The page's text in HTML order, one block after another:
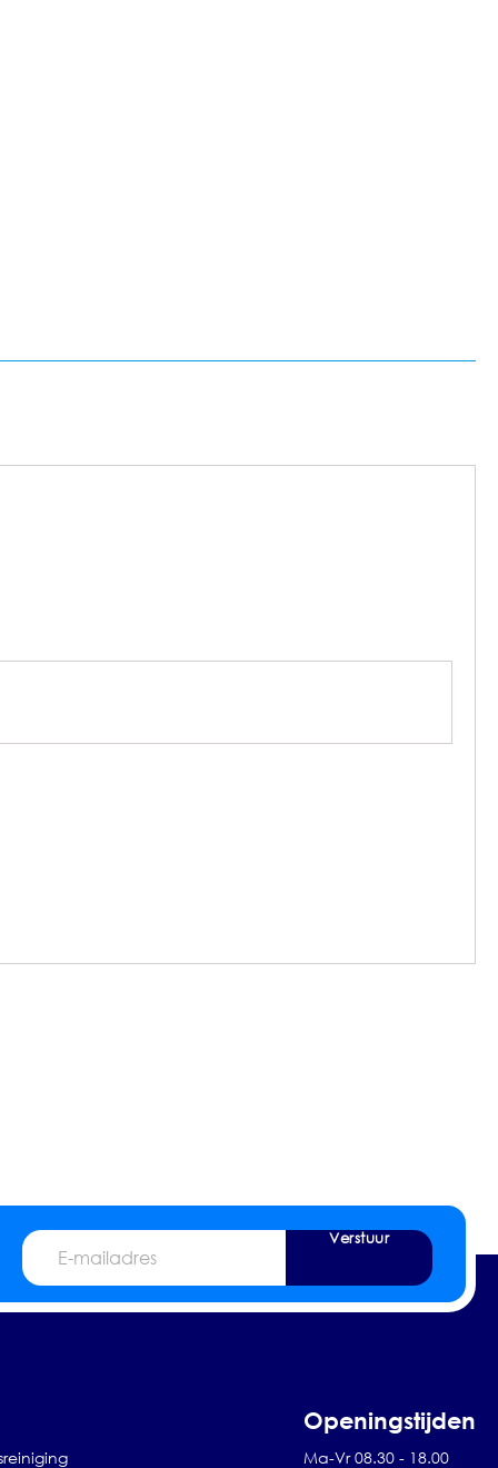
E-
mailadres
Verstuur
Openingstijden
Ma-Vr 08.30 - 18.00